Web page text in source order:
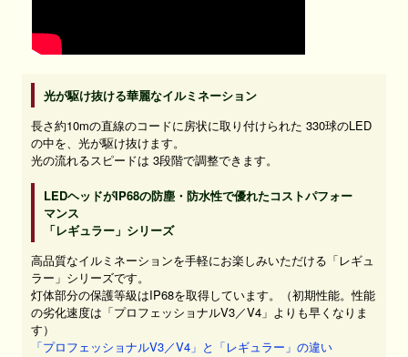
光が駆け抜ける華麗なイルミネーション
長さ約10mの直線のコードに房状に取り付けられた 330球のLED
の中を、光が駆け抜けます。
光の流れるスピードは 3段階で調整できます。
LEDヘッドがIP68の防塵・防水性で優れたコストパフォー
マンス
「レギュラー」シリーズ
高品質なイルミネーションを手軽にお楽しみいただける「レギュ
ラー」シリーズです。
灯体部分の保護等級はIP68を取得しています。（初期性能。性能
の劣化速度は「プロフェッショナルV3／V4」よりも早くなりま
す）
「プロフェッショナルV3／V4」と「レギュラー」の違い